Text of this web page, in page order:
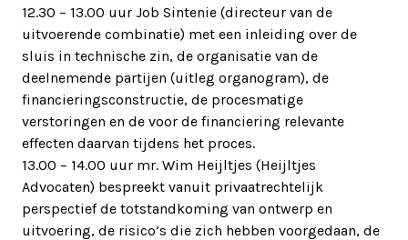
12.30 – 13.00 uur Job Sintenie (directeur van de
uitvoerende combinatie) met een inleiding over de
sluis in technische zin, de organisatie van de
deelnemende partijen (uitleg organogram), de
financieringsconstructie, de procesmatige
verstoringen en de voor de financiering relevante
effecten daarvan tijdens het proces.
13.00 – 14.00 uur mr. Wim Heijltjes (Heijltjes
Advocaten) bespreekt vanuit privaatrechtelijk
perspectief de totstandkoming van ontwerp en
uitvoering, de risico’s die zich hebben voorgedaan, de